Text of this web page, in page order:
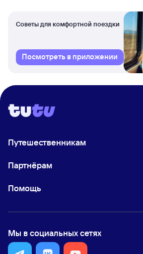
Советы для комфортной поездки
Посмотреть в приложении
Путешественникам
Партнёрам
Помощь
Мы в социальных сетях